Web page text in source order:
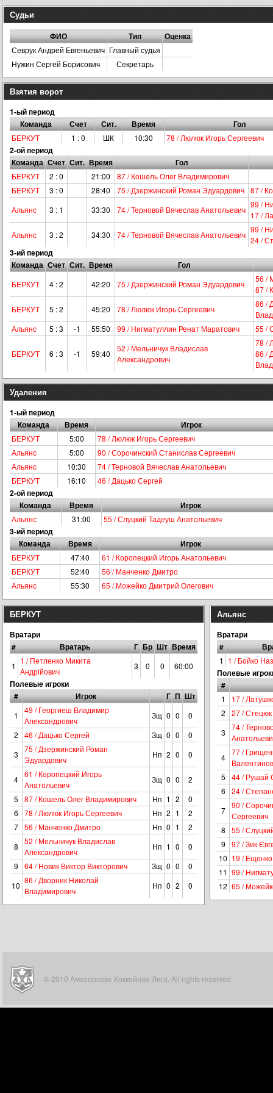
Судьи
ФИО Тип Оценка
Севрук Андрей Евгеньевич Главный судья
Нужин Сергей Борисович
Секретарь
Взятия ворот
1-ый период
Команда
Счет Сит. Время Гол
БЕРКУТ 1 : 0 ШК 10:30 78 / Люлюк Игорь Сергеевич
2-ой период
Команда Счет Сит. Время Гол
БЕРКУТ 2 : 0 21:00
87 / Кошель Олег Владимирович
БЕРКУТ
3 : 0 28:40 75 / Дзержинский Роман Эдуардович 87 /
Альянс
3 : 1 33:30 74 / Терновой Вячеслав Анатольевич
99 /
17 /
Альянс
3 : 2 34:30 74 / Терновой Вячеслав Анатольевич
99 /
24 /
3-ий период
Команда Счет Сит. Время Гол
БЕРКУТ 4 : 2 42:20 75 / Дзержинский Роман Эдуардович
56 /
87 /
БЕРКУТ
5 : 2 45:20 78 / Люлюк Игорь Сергеевич
86 /
Альянс
5 : 3 -1 55:50 99 / Нигматуллин Ренат Маратович 55 /
БЕРКУТ 6 : 3 -1 59:40
52 / Мельничук Владислав
Александрович
78 /
86 /
Удаления
1-ый период
Команда
Время Игрок
БЕРКУТ 5:00
78 / Люлюк Игорь Сергеевич
Альянс
5:00
90 / Сорочинский Станислав Сергеевич
Альянс
10:30
74 / Терновой Вячеслав Анатольевич
БЕРКУТ
16:10 46 / Дацько Сергей
2-ой период
Команда
Время Игрок
Альянс 31:00 55 / Слуцкий Тадеуш Анатольевич
3-ий период
Команда
Время Игрок
БЕРКУТ 47:40
61 / Коропецкий Игорь Анатольевич
БЕРКУТ
52:40
56 / Манченко Дмитро
Альянс
55:30 65 / Можейко Дмитрий Олегович
БЕРКУТ
Вратари
#
Вратарь Г Бр Шт Время
1
1 / Петленко Микита
Андрійович
3 0 0 60:00
Полевые игроки
#
Игрок Г П Шт
1
49 / Георгиеш Владимир
Александрович
Зщ 0 0
0
2
46 / Дацько Сергей Зщ 0 0
0
3
75 / Дзержинский Роман
Эдуардович
Нп 2 0 0
4
61 / Коропецкий Игорь
Анатольевич
Зщ 0 0
2
5
87 / Кошель Олег Владимирович Нп 1 2
0
6
78 / Люлюк Игорь Сергеевич Нп 2 1
2
7
56 / Манченко Дмитро Нп 0 1
2
8
52 / Мельничук Владислав
Александрович
Нп 1 0
0
9
64 / Новик Виктор Викторович Зщ 0 0
0
10
86 / Дворник Николай
Владимирович
Нп 0 2 0
Альянс
Вратари
#
1 1 / Бойко
Полевые
#
1
17 /
2
27 /
3
74 /
4
77 /
5
44 / Рушай
6
24 /
7
90 /
Сергеевич
8
55 /
9
97 / Зик
10 19 /
11 99 /
12 65 /
© 2010 Аматорская Хоккейная Лига. All rights reserved.